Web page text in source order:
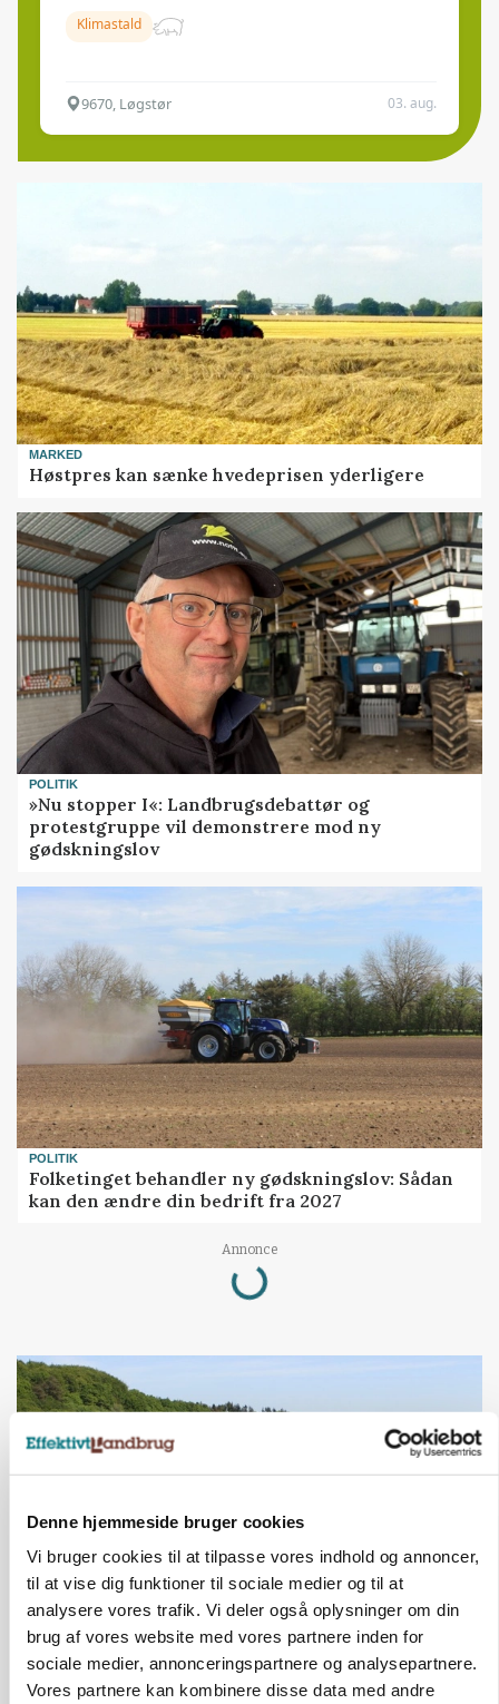
Denne hjemmeside bruger cookies
Vi bruger cookies til at tilpasse vores indhold og annoncer,
til at vise dig funktioner til sociale medier og til at
analysere vores trafik. Vi deler også oplysninger om din
brug af vores website med vores partnere inden for
sociale medier, annonceringspartnere og analysepartnere.
Vores partnere kan kombinere disse data med andre
Klimastald
9670, Løgstør 03. aug.
MARKED
Høstpres kan sænke hvedeprisen yderligere
POLITIK
»Nu stopper I«: Landbrugsdebattør og
protestgruppe vil demonstrere mod ny
gødskningslov
POLITIK
Folketinget behandler ny gødskningslov: Sådan
kan den ændre din bedrift fra 2027
Annonce
Loading...
Snart kan man søge tilskud til naturprojekter
Annonce